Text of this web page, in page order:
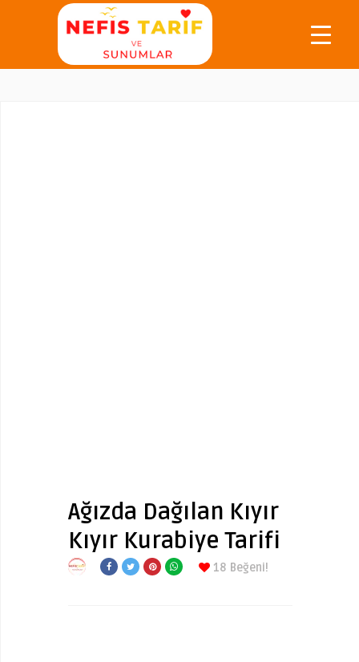
Ağızda Dağılan Kıyır
Kıyır Kurabiye Tarifi
18 Beğeni!